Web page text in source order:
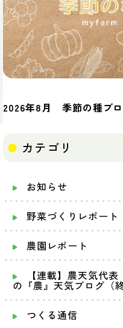
2026年8月 季節の種ブ
カテゴリ
お知らせ
野菜づくりレポート
農園レポート
【連載】農天気代
の『農』天気ブログ（終
つくる通信